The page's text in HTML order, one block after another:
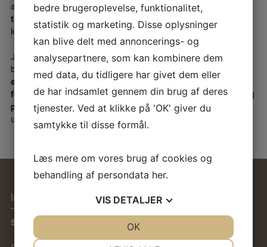
af
efterfødselsreaktioner,fødselsdepressioneller følger efter en
traumatisk fødselsoplevelseog mange har brug for hjælp til at
komme godt videre.
Jeg har tilbud til både kvinder og mænd i forbindelse med at de
bliver forældre. Jordemoderkonsultation i graviditeten
efterfødselssamtaletil morogfar, behandling aftraumatiske
fødselsoplevelser, mor/barn terapi til støtte af tidlig tilknytning og
parterapisom støtter og styrker parforholdet når man bliver
udfordret som forældre
Info
Susanne Rose Brønnum
Kontakt
Tlf:
bedre brugeroplevelse, funktionalitet,
statistik og marketing. Disse oplysninger
kan blive delt med annoncerings- og
analysepartnere, som kan kombinere dem
med data, du tidligere har givet dem eller
de har indsamlet gennem din brug af deres
tjenester. Ved at klikke på 'OK' giver du
samtykke til disse formål.
Læs mere om vores brug af cookies og
behandling af persondata her.
VIS DETALJER
OK